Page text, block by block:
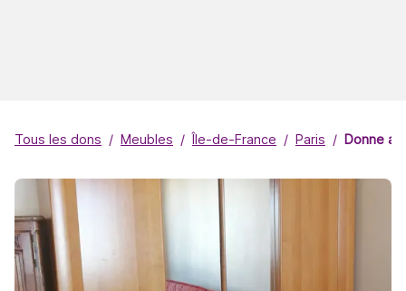
Tous les dons Meubles Île-de-France Paris Donne